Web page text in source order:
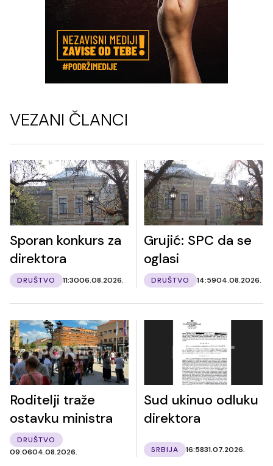
VEZANI ČLANCI
Sporan konkurs za
direktora
DRUŠTVO 11:3006.08.2026.
Grujić: SPC da se
oglasi
DRUŠTVO 14:5904.08.2026.
Roditelji traže
ostavku ministra
DRUŠTVO
09:0604.08.2026.
Sud ukinuo odluku
direktora
SRBIJA 16:5831.07.2026.